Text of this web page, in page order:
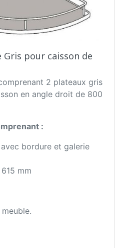
pour caisson de
2 plateaux gris
en angle droit de 800
:
bordure et galerie
mm